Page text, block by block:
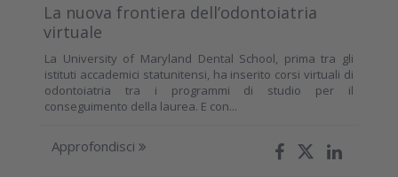
La nuova frontiera dell’odontoiatria
virtuale
La University of Maryland Dental School, prima tra gli
istituti accademici statunitensi, ha inserito corsi virtuali di
odontoiatria tra i programmi di studio per il
conseguimento della laurea. E con...
Approfondisci